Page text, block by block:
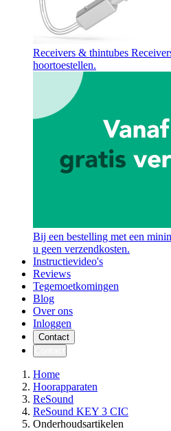
Receivers & thintubes
hoortoestellen.
Bij een bestelling met een
u geen verzendkosten.
Instructievideo's
Reviews
Tegemoetkomingen
Blog
Over ons
Inloggen
Contact
Home
Hoorapparaten
ReSound
ReSound KEY 3 CIC
Onderhoudsartikelen